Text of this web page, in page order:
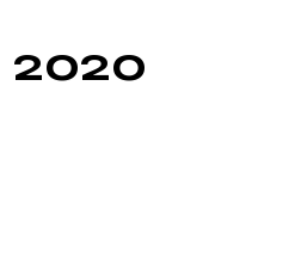
2020